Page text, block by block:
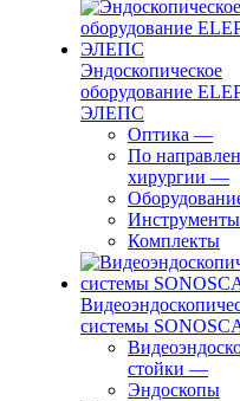
Эндоскопическое
оборудование
ЭЛЕПС
Оптика —
По
хирургии —
Инструменты
Комплекты
системы
стойки —
Эндоскопы